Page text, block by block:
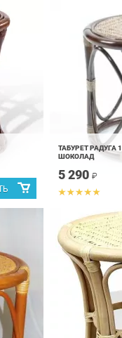
ТАБУРЕТ РАДУГА
ШОКОЛАД
5 290 ₽